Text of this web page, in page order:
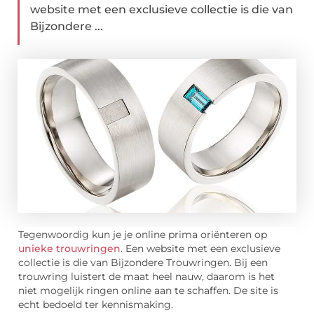
website met een exclusieve collectie is die van
Bijzondere ...
Tegenwoordig kun je je online prima oriënteren op
unieke trouwringen. Een website met een exclusieve
collectie is die van Bijzondere Trouwringen. Bij een
trouwring luistert de maat heel nauw, daarom is het
niet mogelijk ringen online aan te schaffen. De site is
echt bedoeld ter kennismaking.